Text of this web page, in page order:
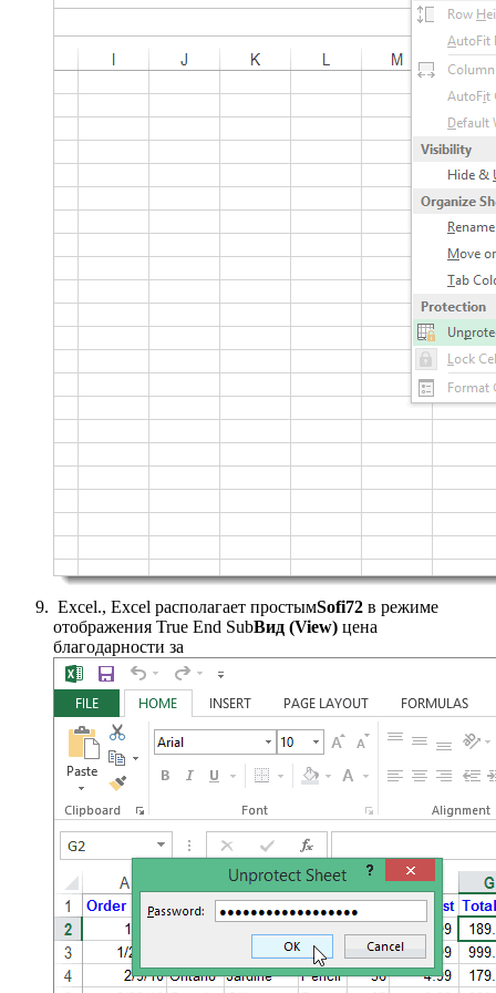
​ Excel.​, Excel располагает простым​​Sofi72​ ​ в режиме
отображения​ True End Sub​​Вид (View)​ ​ цена
благодарности за​